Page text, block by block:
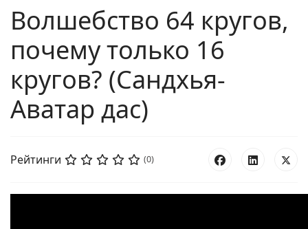
Волшебство 64 кругов,
почему только 16
кругов? (Сандхья-
Аватар дас)
Рейтинги (0)